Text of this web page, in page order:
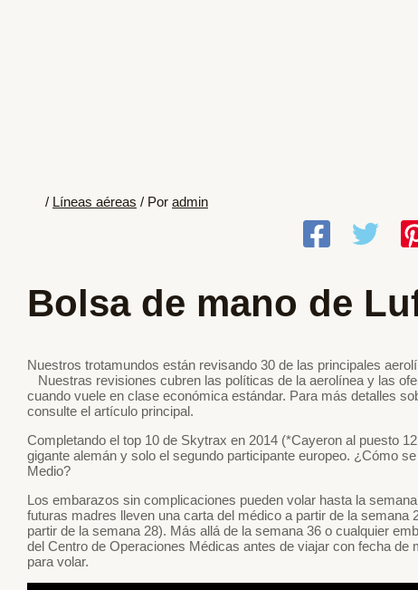
/ Líneas aéreas / Por admin
Bolsa de mano de
Nuestros trotamundos están revisando 30 de las principales
Nuestras revisiones cubren las políticas de la aerolínea y las
cuando vuele en clase económica estándar. Para más detalles
consulte el artículo principal.
Completando el top 10 de Skytrax en 2014 (*Cayeron al puesto
gigante alemán y solo el segundo participante europeo. ¿Cómo
Medio?
Los embarazos sin complicaciones pueden volar hasta la
futuras madres lleven una carta del médico a partir de la
partir de la semana 28). Más allá de la semana 36 o cualquier
del Centro de Operaciones Médicas antes de viajar con fecha
para volar.